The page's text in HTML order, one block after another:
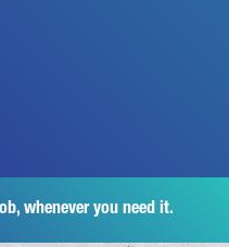
whenever you need it.